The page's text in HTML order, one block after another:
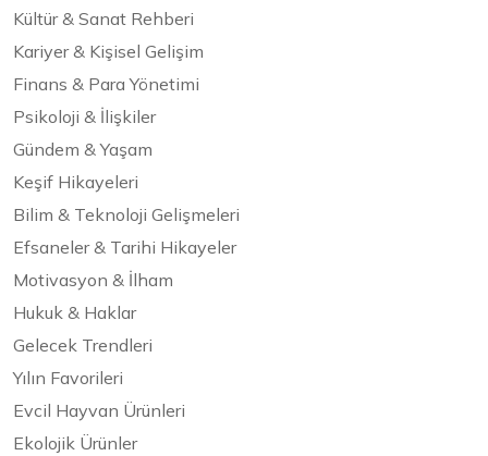
Kültür & Sanat Rehberi
Kariyer & Kişisel Gelişim
Finans & Para Yönetimi
Psikoloji & İlişkiler
Gündem & Yaşam
Keşif Hikayeleri
Bilim & Teknoloji Gelişmeleri
Efsaneler & Tarihi Hikayeler
Motivasyon & İlham
Hukuk & Haklar
Gelecek Trendleri
Yılın Favorileri
Evcil Hayvan Ürünleri
Ekolojik Ürünler